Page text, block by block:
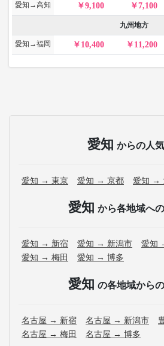
愛知→高知 9,100 7,100
九州地方
愛知→福岡 10,400 11,200
愛知 からの人
愛知 → 東京 愛知 → 京都 愛知 →
愛知 から各地域へ
愛知 → 新宿 愛知 → 新潟市
愛知
愛知 → 梅田
愛知 → 博多
愛知 の各地域から
名古屋 → 新宿 名古屋 → 新潟市
名古屋 → 梅田
名古屋 → 博多